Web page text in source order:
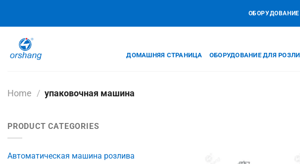
ДОМАШНЯЯ СТРАНИЦА ОБОРУДОВАНИЕ ДЛЯ
Home / упаковочная машина
PRODUCT CATEGORIES
Автоматическая машина розлива